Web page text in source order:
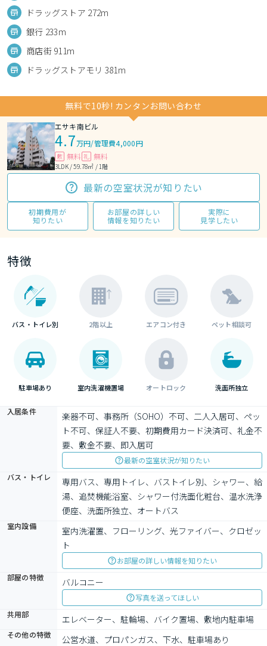
ドラッグストア 272m
銀行 233m
商店街 911m
ドラッグストアモリ 381m
無料で10秒! カンタンお問い合わせ
エサキ南ビル
4.7万円/管理費4,000円
敷 無料 礼 無料
3LDK / 59.78㎡ / 1階
最新の空室状況が知りたい
初期費用が
知りたい
お部屋の詳しい
情報を知りたい
実際に
見学したい
特徴
バス・トイレ別 2階以上 エアコン付き ペット相談可
駐車場あり 室内洗濯機置場 オートロック 洗面所独立
入居条件
楽器不可、事務所（SOHO）不可、二人入居可、ペッ
ト不可、保証人不要、初期費用カード決済可、礼金不
要、敷金不要、即入居可
最新の空室状況が知りたい
バス・トイレ
専用バス、専用トイレ、バストイレ別、シャワー、給
湯、追焚機能浴室、シャワー付洗面化粧台、温水洗浄
便座、洗面所独立、オートバス
室内設備
室内洗濯置、フローリング、光ファイバー、クロゼッ
ト
お部屋の詳しい情報を知りたい
部屋の特徴
バルコニー
写真を送ってほしい
共用部
エレベーター、駐輪場、バイク置場、敷地内駐車場
その他の特徴
公営水道、プロパンガス、下水、駐車場あり